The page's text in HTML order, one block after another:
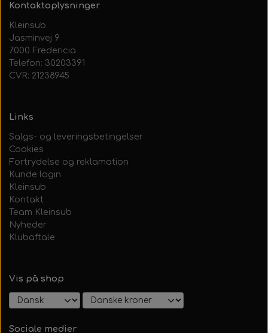
Kontaktoplysninger
Kleinsub
Jasminvej 9
7000 Fredericia
Telefon: 30203391
CVR: 21238945
Links
Salgs- og leveringsbetingelser
Cookies
Fortrydelse og reklamation
Kunde login
Kleinsub
Kontakt
Team Kleinsub
Nyheder
Klubaftale
Vis på shop
Sociale medier